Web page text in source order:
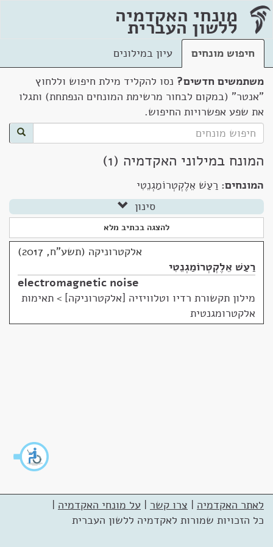
מונחי האקדמיה
ללשון העברית
חיפוש מונחים
עיון במילונים
משתמשים חדשים? נסו להקליד מילת חיפוש וללחוץ
"אנטר" (במקום לבחור מרשימת המונחים הנפתחת) ותגלו
את שפע אפשרויות החיפוש.
המונח במילוני האקדמיה (1)
המונחים: רַעַשׁ אֵלֶקְטְרוֹמַגְנֵטִי
סינון
להצגה בכתיב מלא
אלקטרוניקה (תשע"ח, 2017)
רַעַשׁ אֵלֶקְטְרוֹמַגְנֵטִי
electromagnetic noise
מילון תקשורת רדיו וטלוויזיה [אלקטרוניקה] > תאימות
אלקטרומגנטית
לאתר האקדמיה | צרו קשר | על מונחי האקדמיה |
כל הזכויות שמורות לאקדמיה ללשון העברית